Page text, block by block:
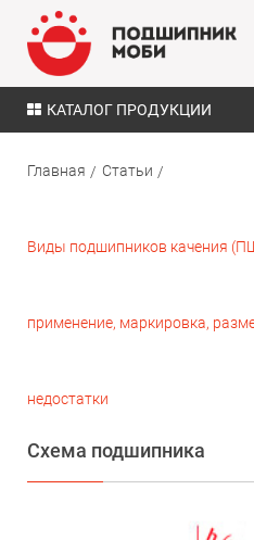
КАТАЛОГ ПРОДУКЦИИ
Главная Статьи
Виды подшипников качения
применение, маркировка,
недостатки
Схема подшипника